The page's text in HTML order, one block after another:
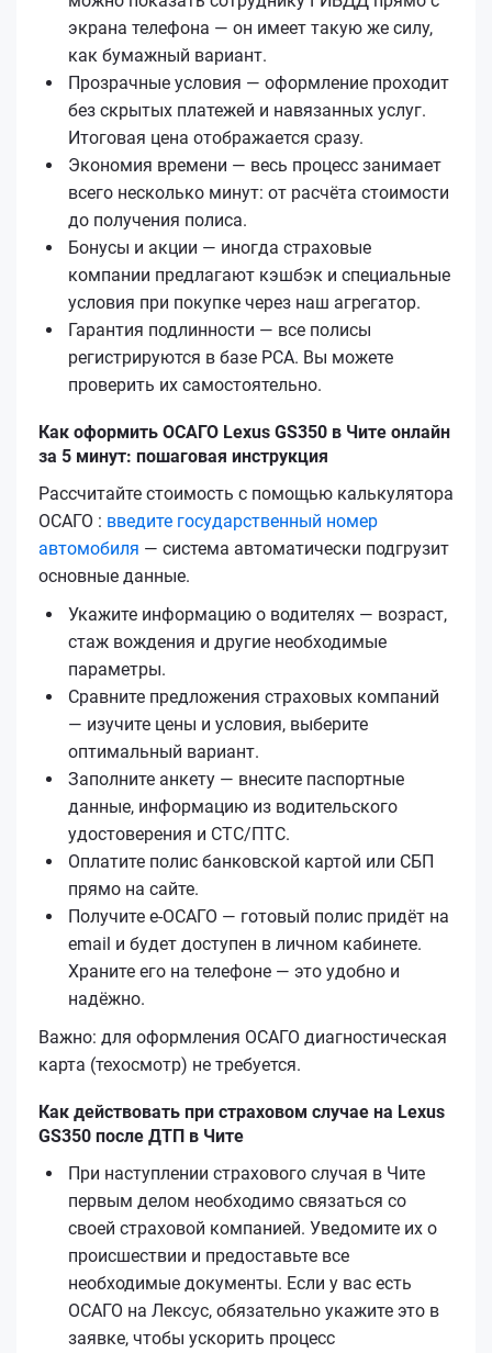
экрана телефона — он имеет такую же силу,
как бумажный вариант.
Прозрачные условия — оформление проходит
без скрытых платежей и навязанных услуг.
Итоговая цена отображается сразу.
Экономия времени — весь процесс занимает
всего несколько минут: от расчёта стоимости
до получения полиса.
Бонусы и акции — иногда страховые
компании предлагают кэшбэк и специальные
условия при покупке через наш агрегатор.
Гарантия подлинности — все полисы
регистрируются в базе РСА. Вы можете
проверить их самостоятельно.
Как оформить ОСАГО Lexus GS350 в Чите онлайн
за 5 минут: пошаговая инструкция
Рассчитайте стоимость с помощью калькулятора
ОСАГО : введите государственный номер
автомобиля — система автоматически подгрузит
основные данные.
Укажите информацию о водителях — возраст,
стаж вождения и другие необходимые
параметры.
Сравните предложения страховых компаний
— изучите цены и условия, выберите
оптимальный вариант.
Заполните анкету — внесите паспортные
данные, информацию из водительского
удостоверения и СТС/ПТС.
Оплатите полис банковской картой или СБП
прямо на сайте.
Получите е‑ОСАГО — готовый полис придёт на
email и будет доступен в личном кабинете.
Храните его на телефоне — это удобно и
надёжно.
Важно: для оформления ОСАГО диагностическая
карта (техосмотр) не требуется.
Как действовать при страховом случае на Lexus
GS350 после ДТП в Чите
При наступлении страхового случая в Чите
первым делом необходимо связаться со
своей страховой компанией. Уведомите их о
происшествии и предоставьте все
необходимые документы. Если у вас есть
ОСАГО на Лексус, обязательно укажите это в
заявке, чтобы ускорить процесс